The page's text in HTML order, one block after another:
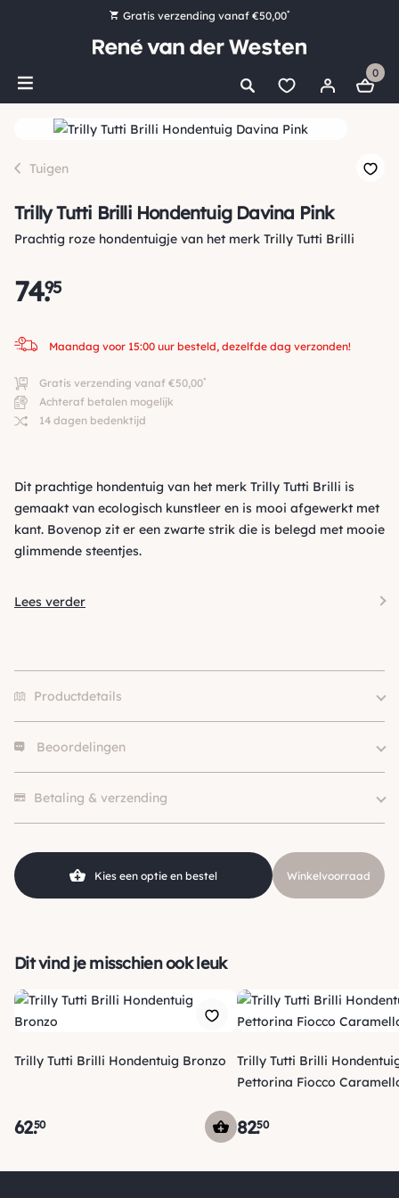
Gratis verzending vanaf €50,00*
Bestel nu, betaal later met Klarna
Ruim 16.000 artikelen op voorraad
0
Tuigen
Trilly Tutti Brilli Hondentuig Davina Pink
Prachtig roze hondentuigje van het merk Trilly Tutti Brilli
74.
95
Maandag voor 15:00 uur besteld, dezelfde dag verzonden!
Gratis verzending vanaf €50,00*
Achteraf betalen mogelijk
14 dagen bedenktijd
Dit prachtige hondentuig van het merk Trilly Tutti Brilli is
gemaakt van ecologisch kunstleer en is mooi afgewerkt met
kant. Bovenop zit er een zwarte strik die is belegd met mooie
glimmende steentjes.
Lees verder
Productdetails
Size
Hondgrootte
Klein (0 – 10kg)
Kleur
Beoordelingen
Betaling & verzending
Verzending
Kies een optie en bestel Winkelvoorraad
Dit vind je misschien ook leuk
Trilly Tutti Brilli Hondentuig Bronzo
62.50
Trilly Tutti Brilli
Pettorina Fiocco
82.50